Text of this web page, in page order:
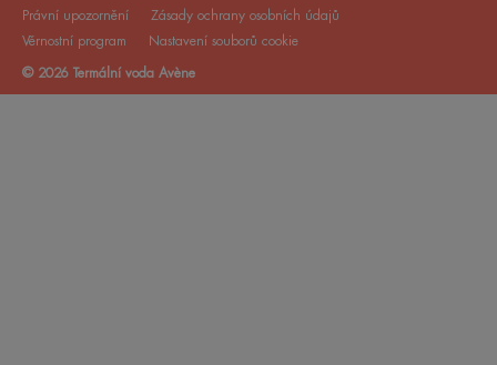
Právní upozornění
Zásady ochrany osobních údajů
Věrnostní program
Nastavení souborů cookie
© 2026 Termální voda Avène